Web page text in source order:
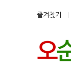
즐겨찾기